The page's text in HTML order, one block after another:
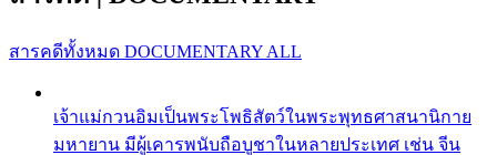
สารคดีทั้งหมด DOCUMENTARY ALL
เจ้าแม่กวนอิมเป็นพระโพธิสัตว์ในพระพุทธศาสนานิกาย
มหายาน มีผู้เคารพนับถือบูชาในหลายประเทศ เช่น จีน